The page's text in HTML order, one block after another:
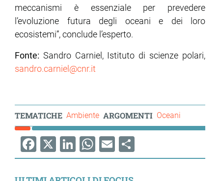
meccanismi è essenziale per prevedere
l’evoluzione futura degli oceani e dei loro
ecosistemi”, conclude l’esperto.
Fonte: Sandro Carniel, Istituto di scienze polari,
sandro.carniel@cnr.it
TEMATICHE Ambiente ARGOMENTI Oceani
Facebook
X LinkedIn
WhatsApp
EmailShare